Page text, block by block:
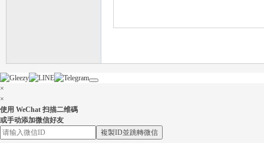
×
×
使用 WeChat 扫描二维碼
或手动添加微信好友
複製ID並跳轉微信